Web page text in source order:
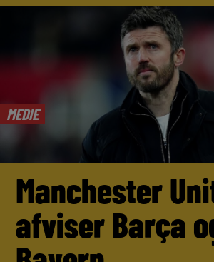
MEDIE
Manchester
afviser Barça